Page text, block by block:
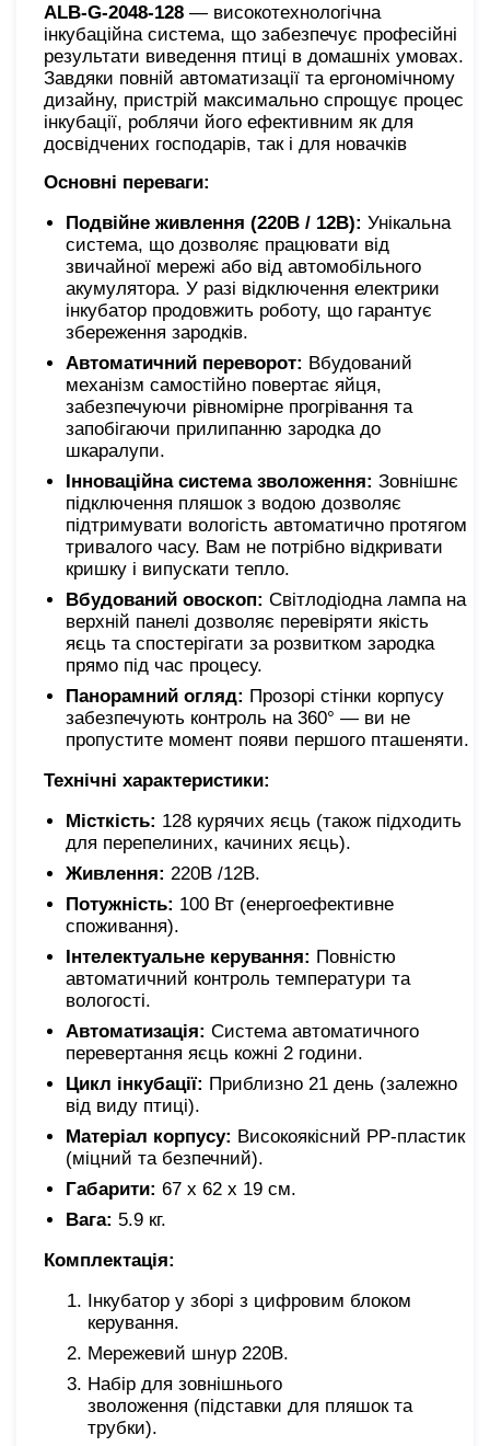
ALB-G-2048-128 — високотехнологічна
інкубаційна система, що забезпечує професійні
результати виведення птиці в домашніх умовах.
Завдяки повній автоматизації та ергономічному
дизайну, пристрій максимально спрощує процес
інкубації, роблячи його ефективним як для
досвідчених господарів, так і для новачків
Основні переваги:
Подвійне живлення (220В / 12В): Унікальна
система, що дозволяє працювати від
звичайної мережі або від автомобільного
акумулятора. У разі відключення електрики
інкубатор продовжить роботу, що гарантує
збереження зародків.
Автоматичний переворот: Вбудований
механізм самостійно повертає яйця,
забезпечуючи рівномірне прогрівання та
запобігаючи прилипанню зародка до
шкаралупи.
Інноваційна система зволоження: Зовнішнє
підключення пляшок з водою дозволяє
підтримувати вологість автоматично протягом
тривалого часу. Вам не потрібно відкривати
кришку і випускати тепло.
Вбудований овоскоп: Світлодіодна лампа на
верхній панелі дозволяє перевіряти якість
яєць та спостерігати за розвитком зародка
прямо під час процесу.
Панорамний огляд: Прозорі стінки корпусу
забезпечують контроль на 360° — ви не
пропустите момент появи першого пташеняти.
Технічні характеристики:
Місткість: 128 курячих яєць (також підходить
для перепелиних, качиних яєць).
Живлення: 220В /12В.
Потужність: 100 Вт (енергоефективне
споживання).
Інтелектуальне керування: Повністю
автоматичний контроль температури та
вологості.
Автоматизація: Система автоматичного
перевертання яєць кожні 2 години.
Цикл інкубації: Приблизно 21 день (залежно
від виду птиці).
Матеріал корпусу: Високоякісний PP-пластик
(міцний та безпечний).
Габарити: 67 х 62 х 19 см.
Вага: 5.9 кг.
Комплектація:
Інкубатор у зборі з цифровим блоком
керування.
Мережевий шнур 220В.
Набір для зовнішнього
зволоження (підставки для пляшок та
трубки).